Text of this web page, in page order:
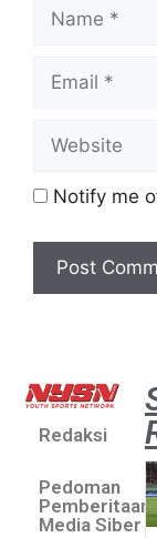
Notify me
Redaksi
Pedoman
Pemberitaan
Media Siber